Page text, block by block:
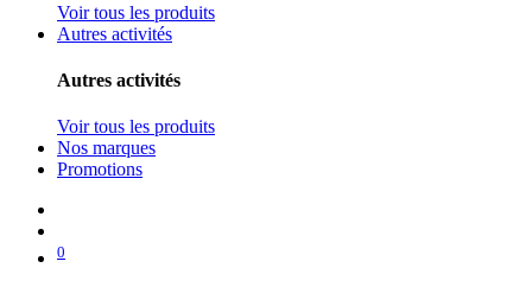
Voir tous les produits
Autres activités
Autres activités
Voir tous les produits
Nos marques
Promotions
0